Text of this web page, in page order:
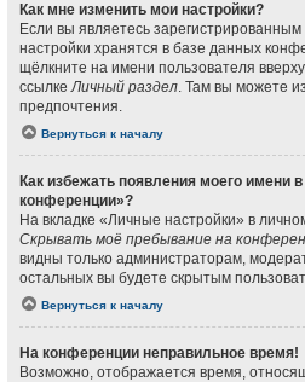
Как мне изменить мои настройки?
Если вы являетесь
настройки хранятся в базе данных
щёлкните на имени пользователя
ссылкеЛичный раздел. Там вы можете
предпочтения.
Вернуться к началу
Как избежать появления моего имени
конференции»?
На вкладке «Личные настройки» в
Скрывать моё пребывание на
видны только администраторам,
остальных вы будете скрытым
Вернуться к началу
На конференции неправильное время!
Возможно, отображается время,